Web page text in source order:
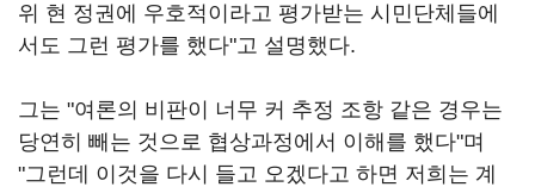
위 현 정권에 우호적이라고 평가받는 시민단체들에
서도 그런 평가를 했다"고 설명했다.
그는 "여론의 비판이 너무 커 추정 조항 같은 경우는
당연히 빼는 것으로 협상과정에서 이해를 했다"며
"그런데 이것을 다시 들고 오겠다고 하면 저희는 계